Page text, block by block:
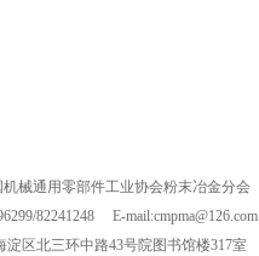
机械通用零部件工业协会粉末冶金分会
82241248
E-mail:cmpma@126.com
淀区北三环中路43号院图书馆楼317室